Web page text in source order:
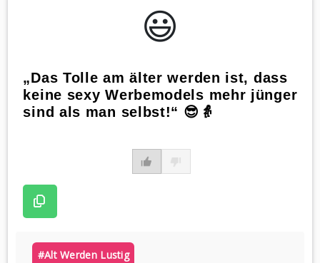
😃️
„Das Tolle am älter werden ist, dass
keine sexy Werbemodels mehr jünger
sind als man selbst!“ 😎👵
#alt Werden Lustig